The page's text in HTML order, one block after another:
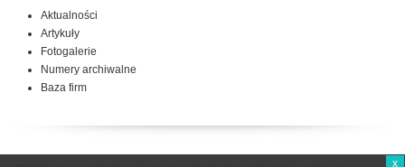
Aktualności
Artykuły
Fotogalerie
Numery archiwalne
Baza firm
x